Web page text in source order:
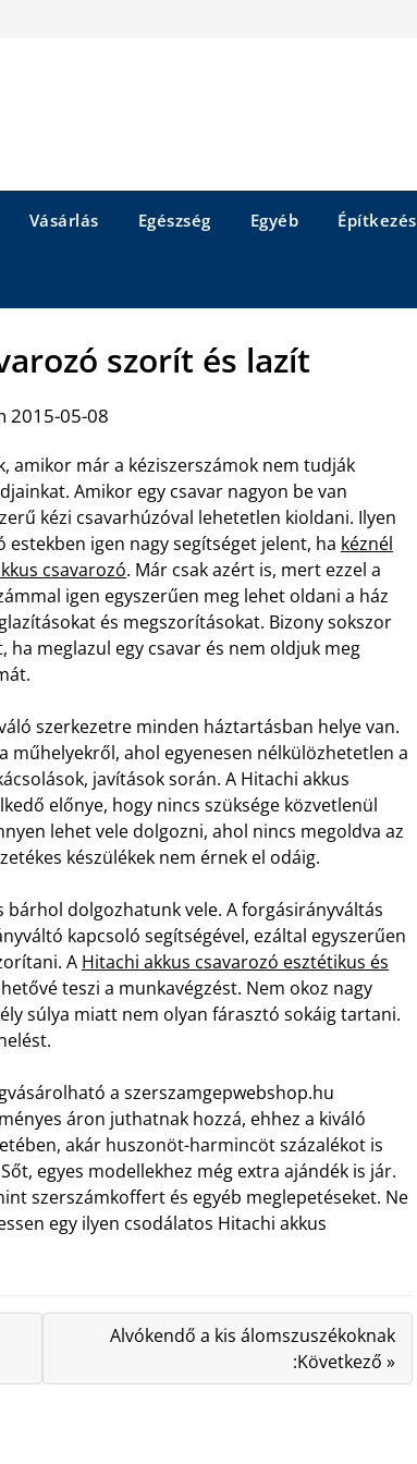
Vásárlás Egészség Egyéb Építkezés
szorít és lazít
2015-05-08
amikor már a kéziszerszámok nem tudják
Amikor egy csavar nagyon be van
kézi csavarhúzóval lehetetlen kioldani. Ilyen
estekben igen nagy segítséget jelent, ha kéznél
csavarozó. Már csak azért is, mert ezzel a
igen egyszerűen meg lehet oldani a ház
és megszorításokat. Bizony sokszor
ha meglazul egy csavar és nem oldjuk meg
szerkezetre minden háztartásban helye van.
műhelyekről, ahol egyenesen nélkülözhetetlen a
javítások során. A Hitachi akkus
előnye, hogy nincs szüksége közvetlenül
lehet vele dolgozni, ahol nincs megoldva az
készülékek nem érnek el odáig.
bárhol dolgozhatunk vele. A forgásirányváltás
kapcsoló segítségével, ezáltal egyszerűen
A Hitachi akkus csavarozó esztétikus és
teszi a munkavégzést. Nem okoz nagy
súlya miatt nem olyan fárasztó sokáig tartani.
a szerszamgepwebshop.hu
áron juthatnak hozzá, ehhez a kiváló
akár huszonöt-harmincöt százalékot is
egyes modellekhez még extra ajándék is jár.
szerszámkoffert és egyéb meglepetéseket. Ne
egy ilyen csodálatos Hitachi akkus
Alvókendő a kis álomszuszékoknak
:Következő »